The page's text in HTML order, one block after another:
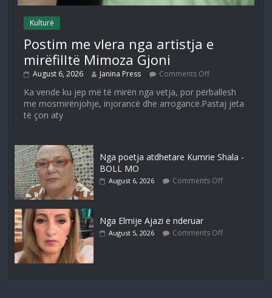
Kulturë
Postim me vlera nga artistja e
mirëfilltë Mimoza Gjoni
August 6, 2026 Janina Press Comments Off
Ka vende ku jep më të mirën nga vetja, por përballesh
me mosmirënjohje, injorancë dhe arrogancë.Pastaj jeta
të çon aty
Nga poetja atdhetare Kumrie Shala -
BOLL MO
August 6, 2026 Comments Off
Nga Elmije Ajazi e nderuar
August 5, 2026 Comments Off